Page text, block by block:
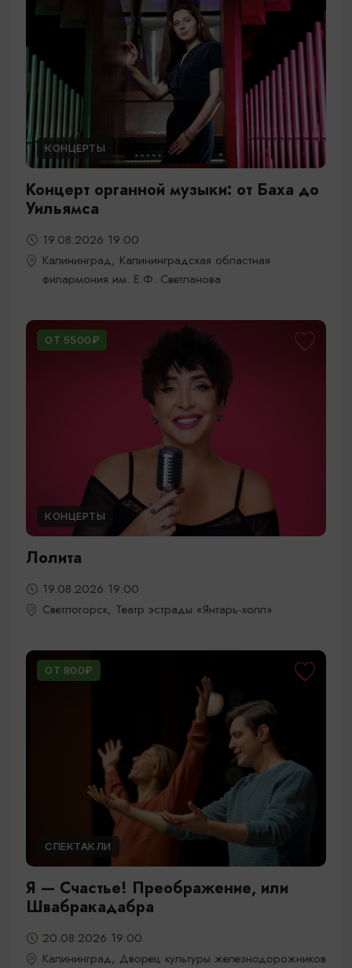
КОНЦЕРТЫ
Концерт органной музыки: от Баха до
Уильямса
19.08.2026 19:00
Калининград, Калининградская областная
филармония им. Е.Ф. Светланова
ОТ 5500₽
КОНЦЕРТЫ
Лолита
19.08.2026 19:00
Светлогорск, Театр эстрады «Янтарь-холл»
ОТ 800₽
СПЕКТАКЛИ
Я — Счастье! Преображение, или
Швабракадабра
20.08.2026 19:00
Калининград, Дворец культуры железнодорожников